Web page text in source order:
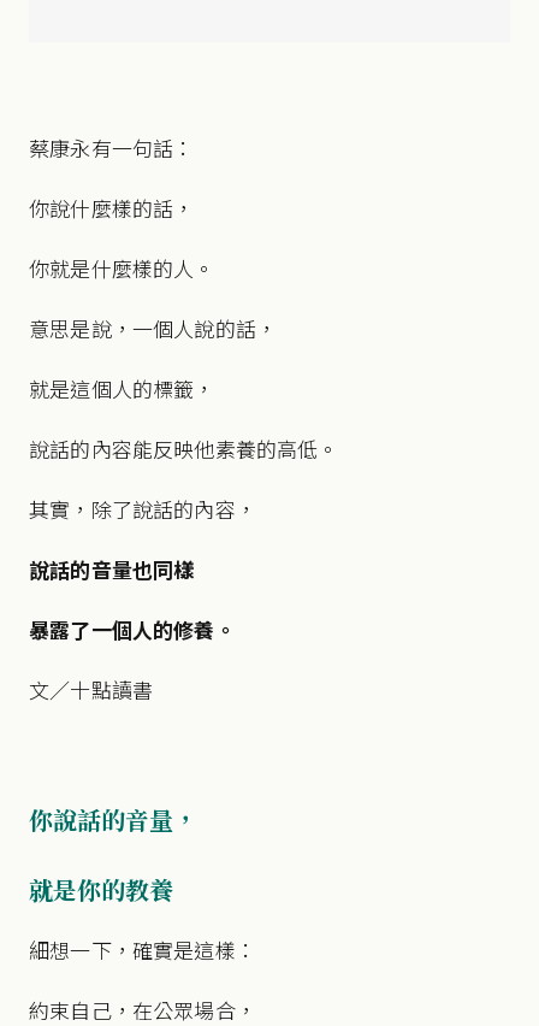
蔡康永有一句話：
你說什麼樣的話，
你就是什麼樣的人。
意思是說，一個人說的話，
就是這個人的標籤，
說話的內容能反映他素養的高低。
其實，除了說話的內容，
說話的音量也同樣
暴露了一個人的修養。
文／十點讀書
你說話的音量，
就是你的教養
細想一下，確實是這樣：
約束自己，在公眾場合，